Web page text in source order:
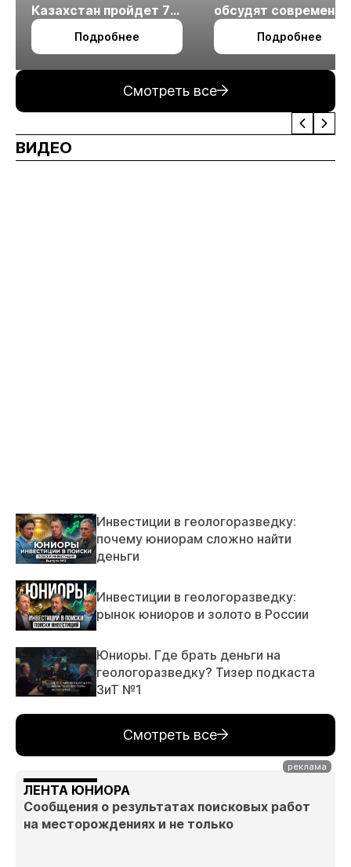
Казахстан пройдет 7
октября в Алматы
Подробнее
обсудят
технологии
измельчения
Подробнее
Смотреть все
ВИДЕО
Инвестиции в геологоразведку:
почему юниорам сложно найти
деньги
Инвестиции в геологоразведку:
рынок юниоров и золото в России
Юниоры. Где брать деньги на
геологоразведку? Тизер подкаста
ЗиТ №1
Смотреть все
ЛЕНТА ЮНИОРА
Сообщения о результатах поисковых работ
на месторождениях и не только